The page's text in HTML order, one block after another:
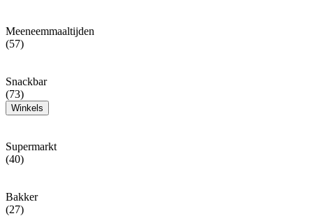
Meeneemmaaltijden
(57)
Snackbar
(73)
Winkels
Supermarkt
(40)
Bakker
(27)